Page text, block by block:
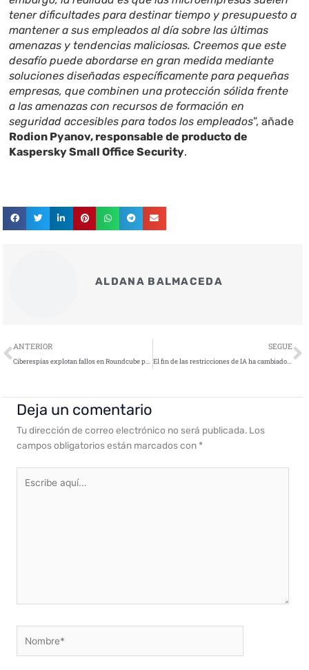
tener dificultades para destinar tiempo y presupuesto a
mantener a sus empleados al día sobre las últimas
amenazas y tendencias maliciosas. Creemos que este
desafío puede abordarse en gran medida mediante
soluciones diseñadas específicamente para pequeñas
empresas, que combinen una protección sólida frente
a las amenazas con recursos de formación en
seguridad accesibles para todos los empleados”, añade
Rodion Pyanov, responsable de producto de
Kaspersky Small Office Security.
ALDANA BALMACEDA
Ant
ANTERIOR
Ciberespías explotan fallos en Roundcube para atacar universidades
SEGUE
El fin de las restricciones de IA ha cambiado la ciberseguridad para siempre
Deja un comentario
Tu dirección de correo electrónico no será publicada. Los
campos obligatorios están marcados con *
aquí...